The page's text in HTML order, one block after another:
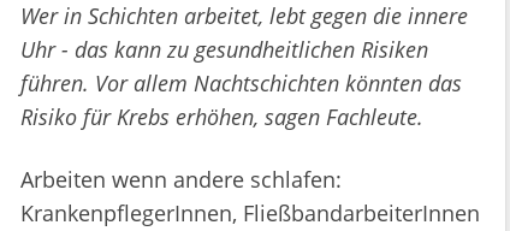
Wer in Schichten arbeitet, lebt gegen die innere
Uhr - das kann zu gesundheitlichen Risiken
führen. Vor allem Nachtschichten könnten das
Risiko für Krebs erhöhen, sagen Fachleute.
Arbeiten wenn andere schlafen:
KrankenpflegerInnen, FließbandarbeiterInnen